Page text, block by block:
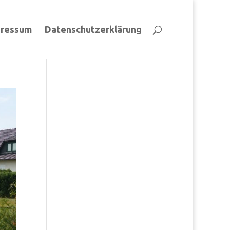
Datenschutzerklärung